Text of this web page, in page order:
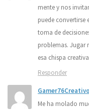
mente y nos
puede
toma de
problemas. Jugar
esa chispa
Responder
Gamer76Creativo
Me ha molado